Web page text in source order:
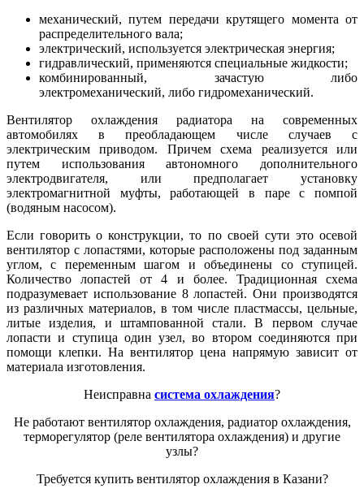
механический, путем передачи крутящего момента от
распределительного вала;
электрический, используется электрическая энергия;
гидравлический, применяются специальные жидкости;
комбинированный, зачастую либо
электромеханический, либо гидромеханический.
Вентилятор охлаждения радиатора на современных
автомобилях в преобладающем числе случаев с
электрическим приводом. Причем схема реализуется или
путем использования автономного дополнительного
электродвигателя, или предполагает установку
электромагнитной муфты, работающей в паре с помпой
(водяным насосом).
Если говорить о конструкции, то по своей сути это осевой
вентилятор с лопастями, которые расположены под заданным
углом, с переменным шагом и объединены со ступицей.
Количество лопастей от 4 и более. Традиционная схема
подразумевает использование 8 лопастей. Они производятся
из различных материалов, в том числе пластмассы, цельные,
литые изделия, и штампованной стали. В первом случае
лопасти и ступица один узел, во втором соединяются при
помощи клепки. На вентилятор цена напрямую зависит от
материала изготовления.
Неисправна система охлаждения?
Не работают вентилятор охлаждения, радиатор охлаждения,
терморегулятор (реле вентилятора охлаждения) и другие
узлы?
Требуется купить вентилятор охлаждения в Казани?